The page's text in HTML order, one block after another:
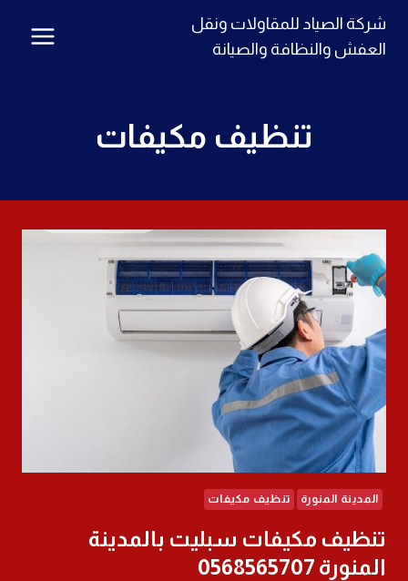
التجاوز
شركة الصياد للمقاولات ونقل
العفش والنظافة والصيانة
تنظيف مكيفات
المدينة المنورة تنظيف مكيفات
تنظيف مكيفات سبليت بالمدينة
المنورة 0568565707